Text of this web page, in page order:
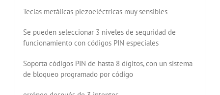
Teclas metálicas piezoeléctricas muy sensibles
Se pueden seleccionar 3 niveles de seguridad de
funcionamiento con códigos PIN especiales
Soporta códigos PIN de hasta 8 dígitos, con un sistema
de bloqueo programado por código